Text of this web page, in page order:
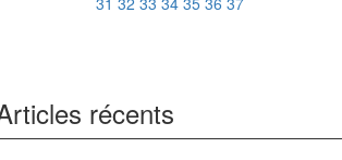
récents